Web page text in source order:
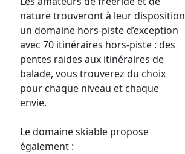
nature trouveront à leur disposition
un domaine hors-piste d’exception
avec 70 itinéraires hors-piste : des
pentes raides aux itinéraires de
balade, vous trouverez du choix
pour chaque niveau et chaque
envie.
Le domaine skiable propose
également :